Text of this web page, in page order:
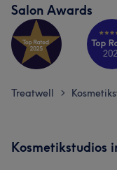
Salon Awards
Treatwell >
Kosmetikstudios